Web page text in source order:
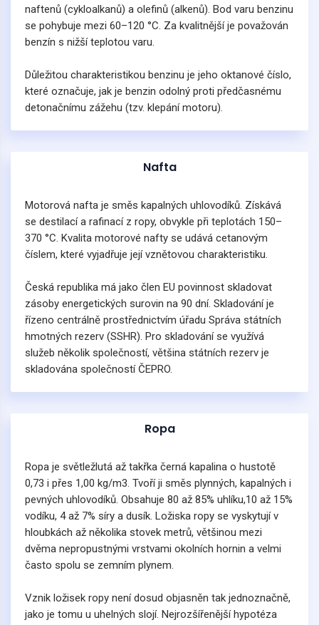
naftenů (cykloalkanů) a olefinů (alkenů). Bod varu benzinu
se pohybuje mezi 60–120 °C. Za kvalitnější je považován
benzín s nižší teplotou varu.
Důležitou charakteristikou benzinu je jeho oktanové číslo,
které označuje, jak je benzin odolný proti předčasnému
detonačnímu zážehu (tzv. klepání motoru).
Nafta
Motorová nafta je směs kapalných uhlovodíků. Získává
se destilací a rafinací z ropy, obvykle při teplotách 150–
370 °C. Kvalita motorové nafty se udává cetanovým
číslem, které vyjadřuje její vznětovou charakteristiku.
Česká republika má jako člen EU povinnost skladovat
zásoby energetických surovin na 90 dní. Skladování je
řízeno centrálně prostřednictvím úřadu Správa státních
hmotných rezerv (SSHR). Pro skladování se využívá
služeb několik společností, většina státních rezerv je
skladována společností ČEPRO.
Ropa
Ropa je světležlutá až takřka černá kapalina o hustotě
0,73 i přes 1,00 kg/m3. Tvoří ji směs plynných, kapalných i
pevných uhlovodíků. Obsahuje 80 až 85% uhlíku,10 až 15%
vodíku, 4 až 7% síry a dusík. Ložiska ropy se vyskytují v
hloubkách až několika stovek metrů, většinou mezi
dvěma nepropustnými vrstvami okolních hornin a velmi
často spolu se zemním plynem.
Vznik ložisek ropy není dosud objasněn tak jednoznačně,
jako je tomu u uhelných slojí. Nejrozšířenější hypotéza